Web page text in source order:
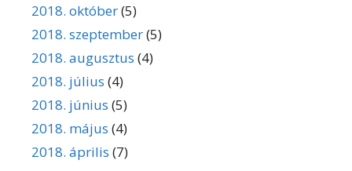
2018. október(5)
2018. szeptember(5)
2018. augusztus (4)
2018. július (4)
2018. június (5)
2018. május (4)
2018. április (7)